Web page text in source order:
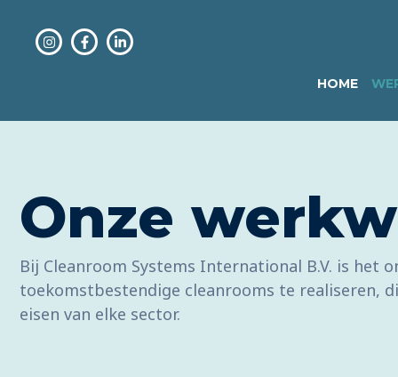
HOME
Onze
Bij Cleanroom Systems International B.V. is het
toekomstbestendige cleanrooms te realiseren,
eisen van elke sector.